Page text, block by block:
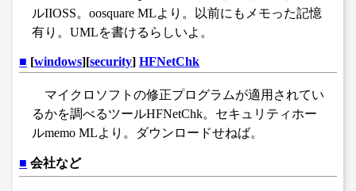
ルIIOSS。oosquare MLより。以前にもメモった記憶
有り。UMLを書けるらしいよ。
■ [windows][security] HFNetChk
マイクロソフトの修正プログラムが適用されてい
るかを調べるツールHFNetChk。セキュリティホー
ルmemo MLより。ダウンロードせねば。
■ 会社など